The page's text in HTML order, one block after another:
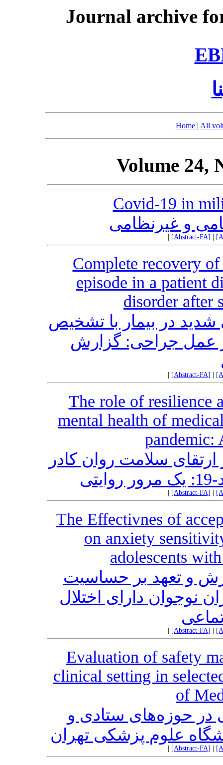
Journal archive
Home | All
Volume 24,
Covid-19 in
[Abstract-FA]
Complete recovery
episode in a patient
disorder after
شدید در بیمار با تشخیص
عمل جراحی: گزارش
[Abstract-FA]
The role of resilience
mental health of
pandemic:
سلامت روان کادر
[Abstract-FA]
The Effectivnes of
on anxiety
adolescents
و تعهد بر حساسیت
نوجوان دارای اختلال
[Abstract-FA]
Evaluation of safety
clinical setting in
of
در حوزه‌های ستادی و
علوم پزشکی تهران
[Abstract-FA]